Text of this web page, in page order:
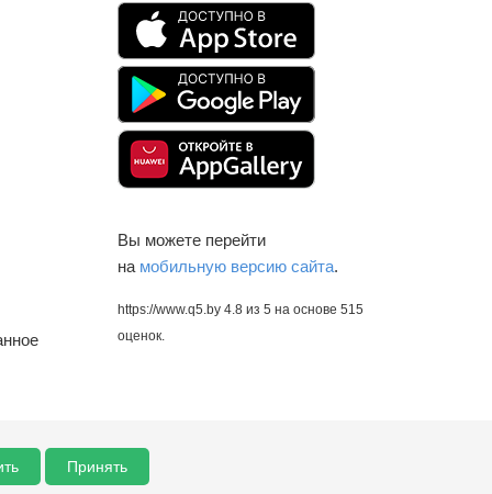
Вы можете перейти
на мобильную версию сайта.
https://www.q5.by 4.8 из 5 на основе 515
оценок.
Принять